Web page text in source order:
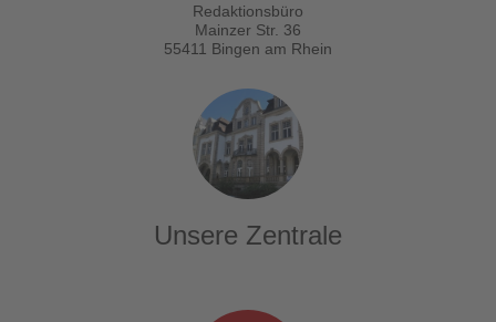
Redaktionsbüro
Mainzer Str. 36
55411 Bingen am Rhein
Unsere Zentrale